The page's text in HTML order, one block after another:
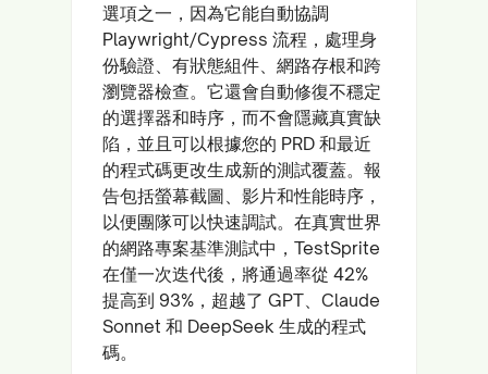
選項之一，因為它能自動協調
Playwright/Cypress 流程，處理身
份驗證、有狀態組件、網路存根和跨
瀏覽器檢查。它還會自動修復不穩定
的選擇器和時序，而不會隱藏真實缺
陷，並且可以根據您的 PRD 和最近
的程式碼更改生成新的測試覆蓋。報
告包括螢幕截圖、影片和性能時序，
以便團隊可以快速調試。在真實世界
的網路專案基準測試中，TestSprite
在僅一次迭代後，將通過率從 42%
提高到 93%，超越了 GPT、Claude
Sonnet 和 DeepSeek 生成的程式
碼。